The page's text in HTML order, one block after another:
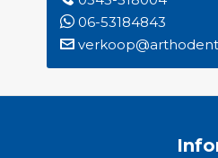
06-53184843